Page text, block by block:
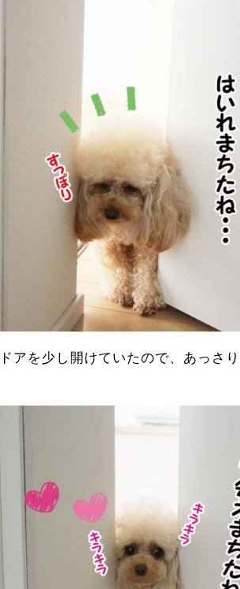
アを少し開けていたので、あっさ